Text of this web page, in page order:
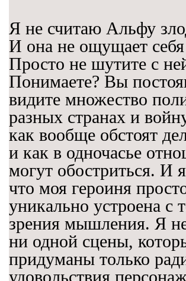
Я не считаю Альфу
И она не ощущает себя
Просто не шутите с
Понимаете? Вы
видите множество
разных странах и
как вообще обстоят
и как в одночасье
могут обостриться. И
что моя героиня
уникально устроена с
зрения мышления. Я
ни одной сцены,
придуманы только
удовольствия